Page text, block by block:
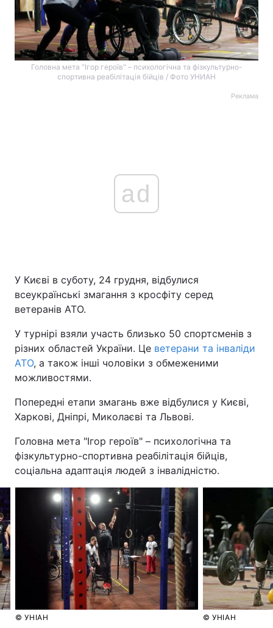
Головна мета "Ігор героїв" – психологічна та фізкультурно-
спортивна реабілітація бійців / Фото УНИАН
Реклама
ad
У Києві в суботу, 24 грудня, відбулися
всеукраїнські змагання з кросфіту серед
ветеранів АТО.
У турнірі взяли участь близько 50 спортсменів з
різних областей України. Це ветерани та інваліди
АТО, а також інші чоловіки з обмеженими
можливостями.
Попередні етапи змагань вже відбулися у Києві,
Харкові, Дніпрі, Миколаєві та Львові.
Головна мета "Ігор героїв" – психологічна та
фізкультурно-спортивна реабілітація бійців,
соціальна адаптація людей з інвалідністю.
© УНІАН © УНІАН